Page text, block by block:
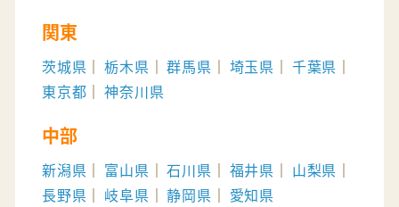
関東
茨城県 栃木県 群馬県 埼玉県
千葉県
東京都
神奈川県
中部
新潟県 富山県 石川県 福井県
山梨県
長野県
岐阜県 静岡県 愛知県